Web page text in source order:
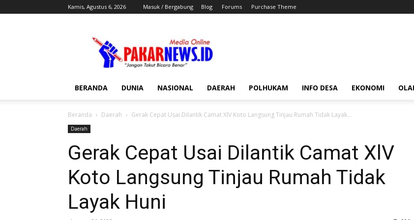
Kamis, Agustus 6, 2026 Masuk / Bergabung Blog Forums Purchase Theme
BERANDA DUNIA NASIONAL DAERAH POLHUKAM INFO DESA EKONOMI
Beranda Daerah Gerak Cepat Usai Dilantik Camat XlV Koto Langsung Tinjau Rumah Tidak Layak...
Daerah
Gerak Cepat Usai Dilantik Camat XlV
Koto Langsung Tinjau Rumah Tidak
Layak Huni